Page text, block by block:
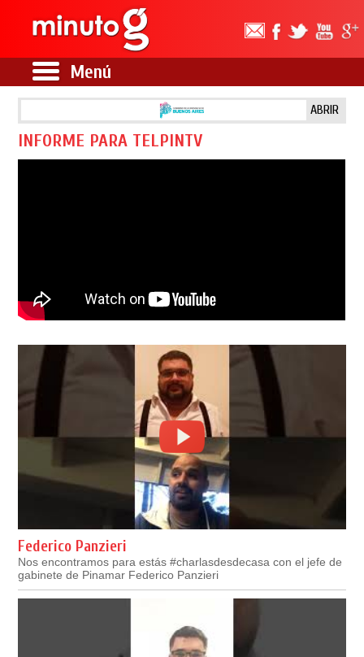
Menú
ABRIR
INFORME PARA TELPINTV
Federico Panzieri
Nos encontramos para estás #charlasdesdecasa con el jefe de
gabinete de Pinamar Federico Panzieri